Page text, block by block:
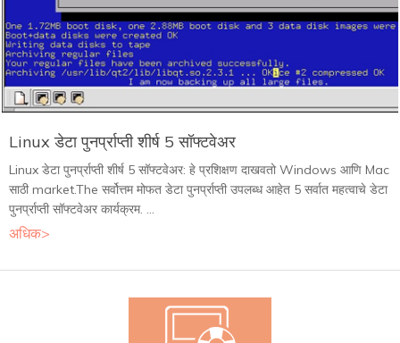
Linux डेटा पुनर्प्राप्ती शीर्ष 5 सॉफ्टवेअर
Linux डेटा पुनर्प्राप्ती शीर्ष 5 सॉफ्टवेअर: हे प्रशिक्षण दाखवतो Windows आणि Mac
साठी market.The सर्वोत्तम मोफत डेटा पुनर्प्राप्ती उपलब्ध आहेत 5 सर्वात महत्वाचे डेटा
पुनर्प्राप्ती सॉफ्टवेअर कार्यक्रम. ...
अधिक>